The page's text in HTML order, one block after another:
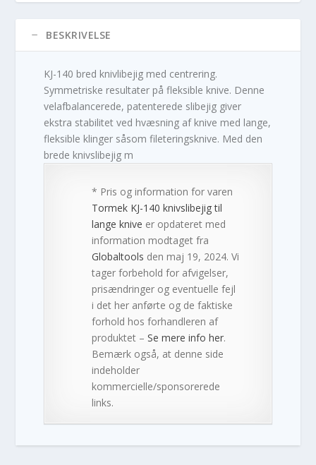
BESKRIVELSE
KJ-140 bred knivlibejig med centrering.
Symmetriske resultater på fleksible knive. Denne
velafbalancerede, patenterede slibejig giver
ekstra stabilitet ved hvæsning af knive med lange,
fleksible klinger såsom fileteringsknive. Med den
brede knivslibejig m
* Pris og information for varen
Tormek KJ-140 knivslibejig til
lange knive er opdateret med
information modtaget fra
Globaltools den maj 19, 2024. Vi
tager forbehold for afvigelser,
prisændringer og eventuelle fejl
i det her anførte og de faktiske
forhold hos forhandleren af
produktet –Se mere info her.
Bemærk også, at denne side
indeholder
kommercielle/sponsorerede
links.